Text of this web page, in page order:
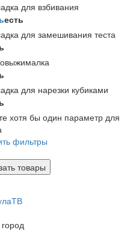
для взбивания
есть
для замешивания теста
для нарезки кубиками
хотя бы один параметр для
фильтры